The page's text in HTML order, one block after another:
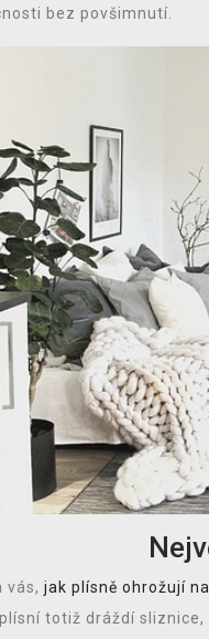
bez povšimnutí.
vás, jak plísně ohrožují
totiž dráždí